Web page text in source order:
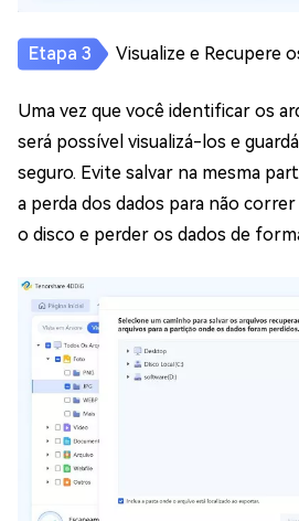
Visualize e Recupere
Uma vez que você identificar os
será possível visualizá-los e
seguro. Evite salvar na mesma
a perda dos dados para não
o disco e perder os dados de